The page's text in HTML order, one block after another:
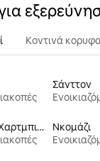
Κοντινά
Σάνττον
Φυσικό Καταφύγιο Χαρτμπιςπορτ
Νκομάζι